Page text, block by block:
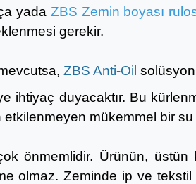
yada ZBS Zemin boyası
gerekir.
ZBS Anti-Oil
ihtiyaç duyacaktır. Bu
mükemmel bir
önmemlidir. Ürünün,
Zeminde ip ve tekstil